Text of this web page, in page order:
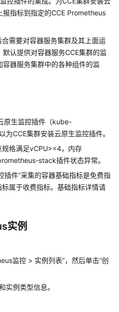
指标到指定的CCE Prometheus
需要对容器服务集群及其上面运
认提供对容器服务CCE集群的监
器服务集群中的各种组件的监
原生监控插件（kube-
CCE集群安装云原生监控插件。
规格满足vCPU>=4，内存
stack插件状态异常。
插件”采集的容器基础指标是免费指
属于收费指标。基础指标详情请
实例
监控 > 实例列表”，然后单击“创
实例类型信息。